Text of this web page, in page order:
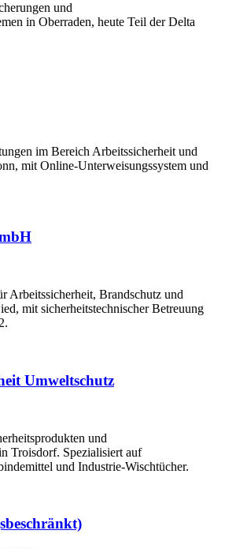
und
in Oberraden, heute Teil der Delta
im Bereich Arbeitssicherheit und
mit Online-Unterweisungssystem und
Arbeitssicherheit, Brandschutz und
mit sicherheitstechnischer Betreuung
Umweltschutz
und
Troisdorf. Spezialisiert auf
und Industrie-Wischtücher.